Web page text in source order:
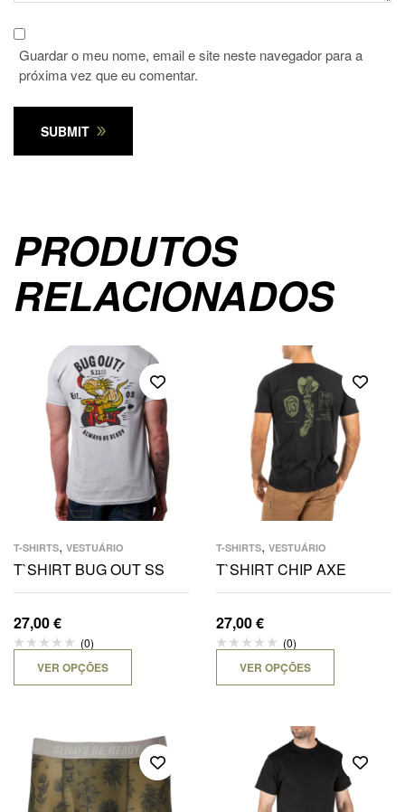
Guardar o meu nome, email e site neste navegador para a
próxima vez que eu comentar.
SUBMIT
PRODUTOS
RELACIONADOS
T-SHIRTS, VESTUÁRIO
T`SHIRT BUG OUT SS
27,00€
(0)
VER OPÇÕES
T-SHIRTS, VESTUÁRIO
T`SHIRT CHIP AXE
27,00€
(0)
VER OPÇÕES